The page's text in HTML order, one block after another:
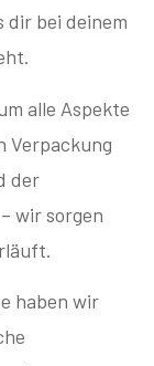
dir bei deinem
alle Aspekte
Verpackung
der
wir sorgen
haben wir